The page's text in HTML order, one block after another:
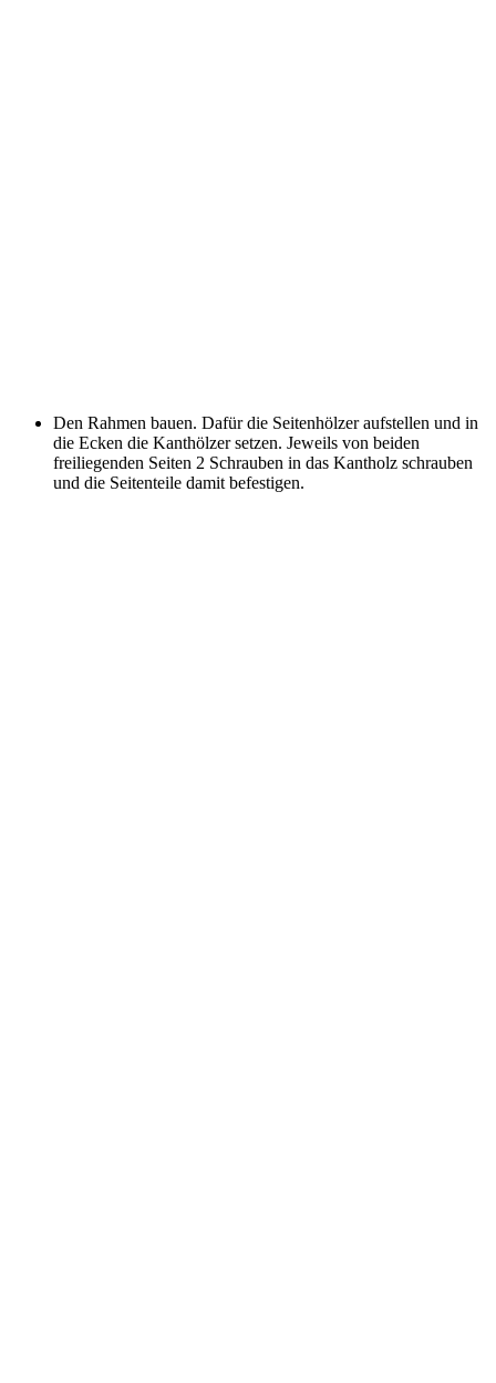
Den Rahmen bauen. Dafür die Seitenhölzer aufstellen und in
die Ecken die Kanthölzer setzen. Jeweils von beiden
freiliegenden Seiten 2 Schrauben in das Kantholz schrauben
und die Seitenteile damit befestigen.